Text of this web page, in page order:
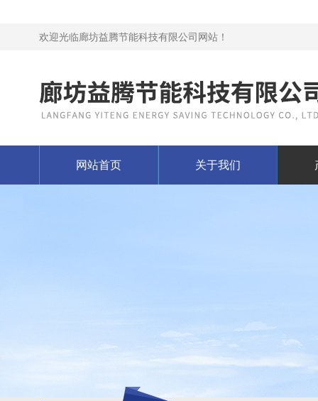
欢迎光临廊坊益腾节能科技有限公司网站！
网站首页 关于我们